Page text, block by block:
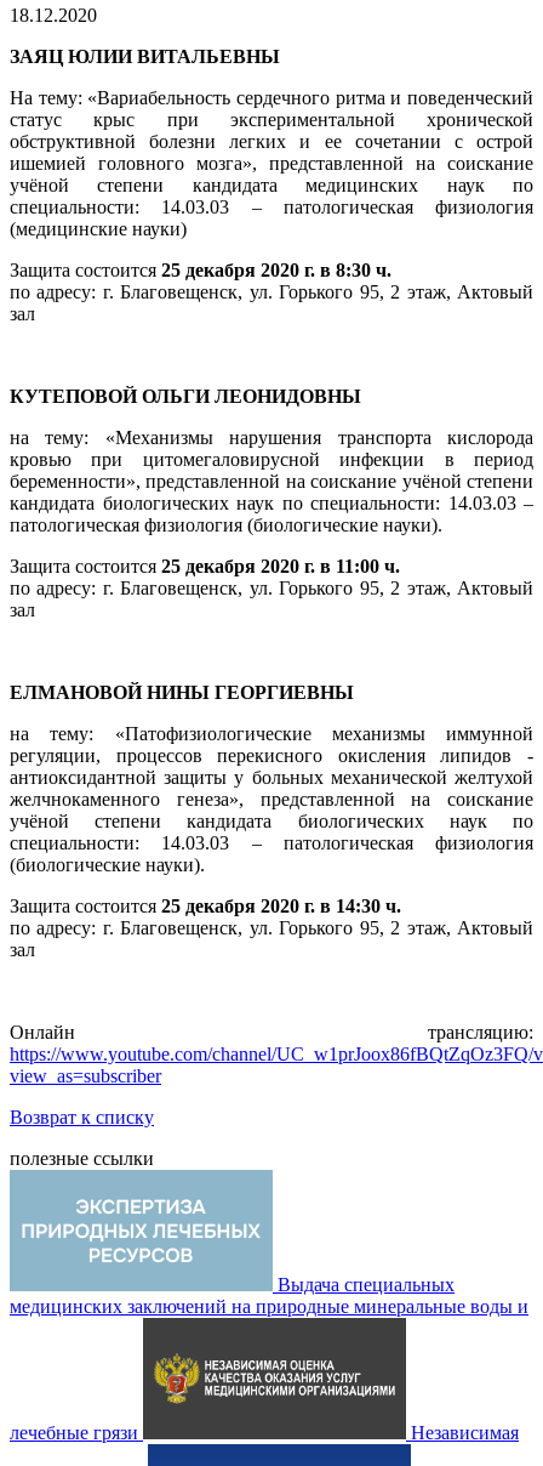
18.12.2020
ЗАЯЦ ЮЛИИ ВИТАЛЬЕВНЫ
На тему: «Вариабельность сердечного ритма и поведенческий
статус крыс при экспериментальной хронической
обструктивной болезни легких и ее сочетании с острой
ишемией головного мозга», представленной на соискание
учёной степени кандидата медицинских наук по
специальности: 14.03.03 – патологическая физиология
(медицинские науки)
Защита состоится 25 декабря 2020 г. в 8:30 ч.
по адресу: г. Благовещенск, ул. Горького 95, 2 этаж, Актовый
зал
КУТЕПОВОЙ ОЛЬГИ ЛЕОНИДОВНЫ
на тему: «Механизмы нарушения транспорта кислорода
кровью при цитомегаловирусной инфекции в период
беременности», представленной на соискание учёной степени
кандидата биологических наук по специальности: 14.03.03 –
патологическая физиология (биологические науки).
Защита состоится 25 декабря 2020 г. в 11:00 ч.
по адресу: г. Благовещенск, ул. Горького 95, 2 этаж, Актовый
зал
ЕЛМАНОВОЙ НИНЫ ГЕОРГИЕВНЫ
на тему: «Патофизиологические механизмы иммунной
регуляции, процессов перекисного окисления липидов -
антиоксидантной защиты у больных механической желтухой
желчнокаменного генеза», представленной на соискание
учёной степени кандидата биологических наук по
специальности: 14.03.03 – патологическая физиология
(биологические науки).
Защита состоится 25 декабря 2020 г. в 14:30 ч.
по адресу: г. Благовещенск, ул. Горького 95, 2 этаж, Актовый
зал
Онлайн трансляцию:
https://www.youtube.com/channel/UC_w1prJoox86fBQtZqOz3FQ/
view_as=subscriber
Возврат к списку
полезные ссылки
Выдача специальных
медицинских заключений на природные минеральные воды и
лечебные грязи Независимая